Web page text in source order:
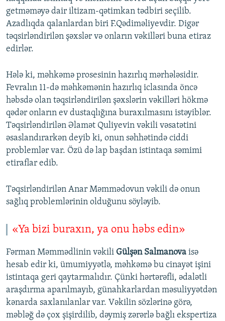
getməməyə dair iltizam-qətimkan tədbiri seçilib.
Azadlıqda qalanlardan biri F.Qədiməliyevdir. Digər
təqsirləndirilən şəxslər və onların vəkilləri buna etiraz
edirlər.
Hələ ki, məhkəmə prosesinin hazırlıq mərhələsidir.
Fevralın 11-də məhkəmənin hazırlıq iclasında öncə
həbsdə olan təqsirləndirilən şəxslərin vəkilləri hökmə
qədər onların ev dustaqlığına buraxılmasını istəyiblər.
Təqsirləndirilən Əlamət Quliyevin vəkili vəsatətini
əsaslandırarkən deyib ki, onun səhhətində ciddi
problemlər var. Özü də lap başdan istintaqa səmimi
etiraflar edib.
Təqsirləndirilən Anar Məmmədovun vəkili də onun
sağlıq problemlərinin olduğunu söyləyib.
«Ya bizi buraxın, ya onu həbs edin»
Fərman Məmmədlinin vəkili Gülşən Salmanova isə
hesab edir ki, ümumiyyətlə, məhkəmə bu cinayət işini
istintaqa geri qaytarmalıdır. Çünki hərtərəfli, ədalətli
araşdırma aparılmayıb, günahkarlardan məsuliyyətdən
kənarda saxlanılanlar var. Vəkilin sözlərinə görə,
məbləğ də çox şişirdilib, dəymiş zərərlə bağlı ekspertiza